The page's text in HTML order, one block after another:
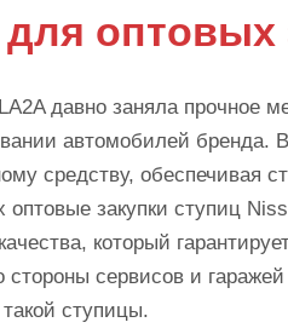
оптовых
давно заняла прочное
автомобилей бренда.
средству, обеспечивая
оптовые закупки ступиц
который
стороны сервисов и
ступицы.